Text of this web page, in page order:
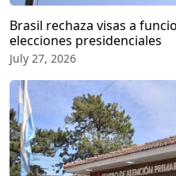
Brasil rechaza visas a
elecciones presidenciales
July 27, 2026